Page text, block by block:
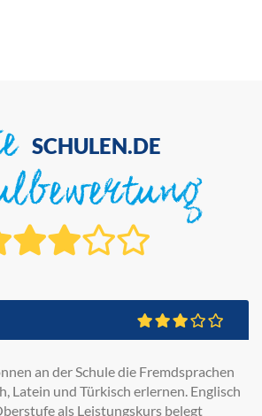
SCHULEN.DE
an der Schule die Fremdsprachen
Latein und Türkisch erlernen. Englisch
als Leistungskurs belegt